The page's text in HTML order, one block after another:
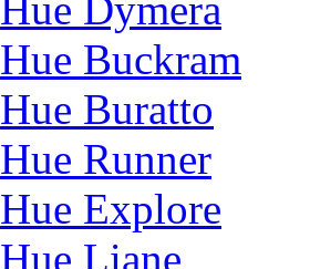
Hue Buckram
Hue Buratto
Hue Runner
Hue Explore
Hue Liane